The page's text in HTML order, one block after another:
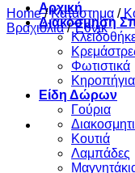
Αρχική
Διακόσμηση
Φωτιστικά
Κηροπήγια
Είδη Δώρων
Γούρια
Κουτιά
Λαμπάδες
Home / Κατάστημα /
Βραχιόλια / Έθνικ